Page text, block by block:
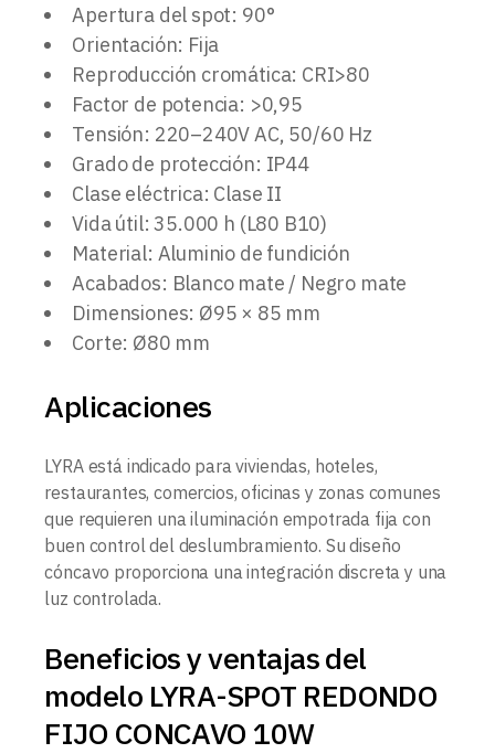
Apertura del spot: 90°
Orientación: Fija
Reproducción cromática: CRI>80
Factor de potencia: >0,95
Tensión: 220–240V AC, 50/60 Hz
Grado de protección: IP44
Clase eléctrica: Clase II
Vida útil: 35.000 h (L80 B10)
Material: Aluminio de fundición
Acabados: Blanco mate / Negro mate
Dimensiones: Ø95 × 85 mm
Corte: Ø80 mm
Aplicaciones
LYRA está indicado para viviendas, hoteles,
restaurantes, comercios, oficinas y zonas comunes
que requieren una iluminación empotrada fija con
buen control del deslumbramiento. Su diseño
cóncavo proporciona una integración discreta y una
luz controlada.
Beneficios y ventajas del
modelo LYRA-SPOT REDONDO
FIJO CONCAVO 10W